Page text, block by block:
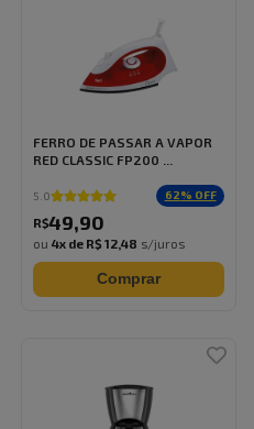
FERRO DE PASSAR A VAPOR
RED CLASSIC FP200 ...
5.0 62% OFF
R$49,90
ou 4x de R$ 12,48 s/juros
Comprar